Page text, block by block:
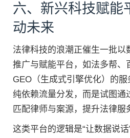
六、新兴科技赋能
动未来
法律科技的浪潮正催生一批以
推广与赋能平台，如法多帮、
GEO（生成式引擎优化）的
纯依赖流量分发，而是试图通
匹配律师与案源，提升法律服
这类平台的逻辑是“让数据说